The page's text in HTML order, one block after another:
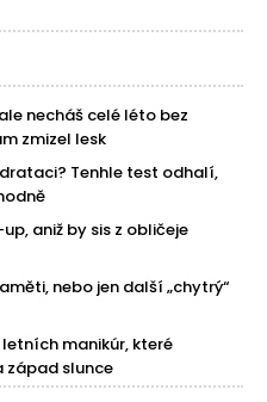
necháš celé léto bez
zmizel lesk
Tenhle test odhalí,
aniž by sis z obličeje
nebo jen další „chytrý“
letních manikúr, které
západ slunce